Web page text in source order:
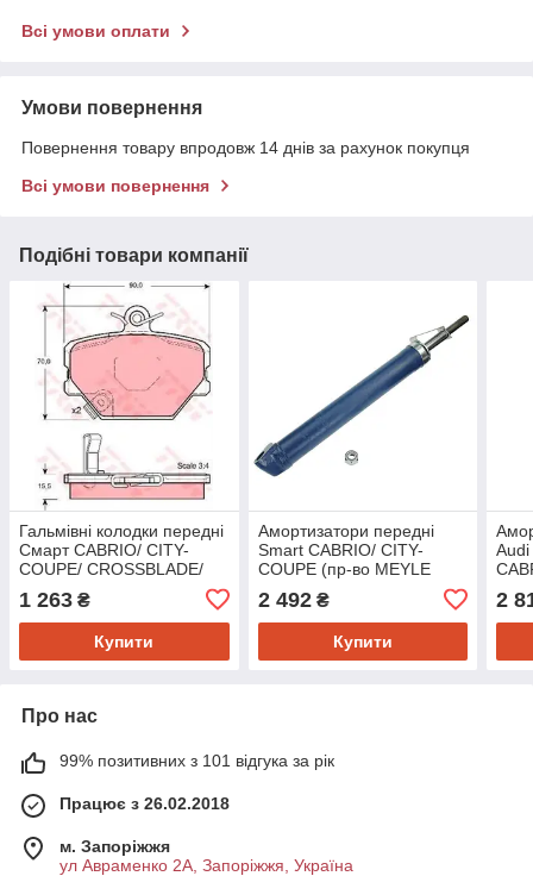
Всі умови оплати
Умови повернення
Повернення товару впродовж 14 днів за рахунок покупця
Всі умови повернення
Подібні товари компанії
Гальмівні колодки передні
Смарт CABRIO/ CITY-
COUPE/ CROSSBLADE/
FORTWO (пр-во TRW
GDB1365)
1 263 ₴
Купити
Амортизатори передні
Smart CABRIO/ CITY-
COUPE (пр-во MEYLE
2 492₴
Купити
Audi
2
Про нас
99% позитивних з 101 відгука за рік
Працює з 26.02.2018
м. Запоріжжя
ул Авраменко 2А, Запоріжжя, Україна